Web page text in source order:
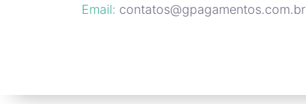
Email: contatos@gpagamentos.com.br